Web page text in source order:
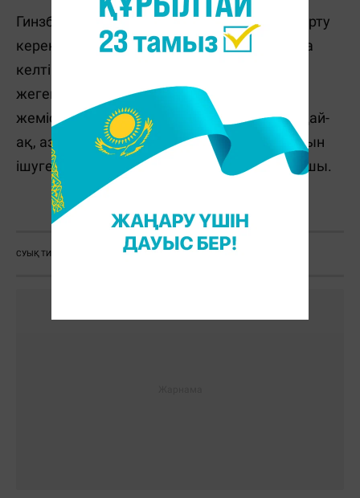
Гинзбургтың айтуынша, тәттілерден бас тарту
керек. Жақсы қорытылатын және қалпына
келтіруге көмектесетін жеңіл тағамдарды
жеген дұрыс. Диетада жұмыртқа, жарма,
жемістер мен жидектер болуы керек. Сондай-
ақ, аздап тәттілендірілген жеміс сусындарын
ішуге болады, деп қорытындылады сарапшы.
СУЫҚ ТИЮ